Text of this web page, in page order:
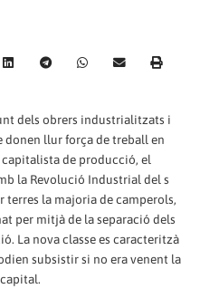
dels obrers industrialitzats i
donen llur força de treball en
de producció, el
la Revolució Industrial del s
terres la majoria de camperols,
per mitjà de la separació dels
La nova classe es caracteritzà
subsistir si no era venent la